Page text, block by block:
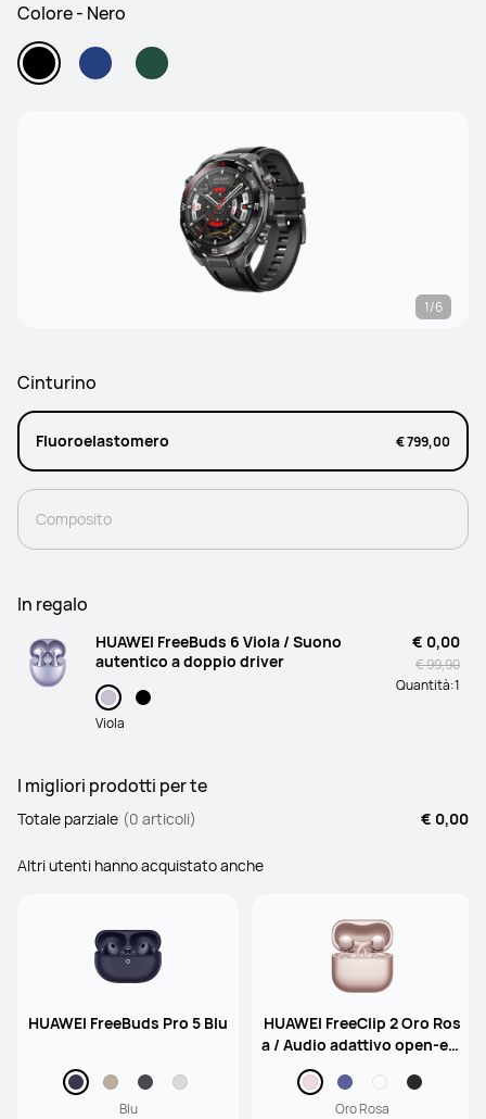
Colore - Nero
1/6
Cinturino
Fluoroelastomero € 799,00
Composito
In regalo
HUAWEI FreeBuds 6 Viola / Suono
autentico a doppio driver
Viola
€ 0,00
€ 99,90
Quantità:1
I migliori prodotti per te
Totale parziale (0 articoli) € 0,00
Altri utenti hanno acquistato anche
HUAWEI FreeBuds Pro 5 Blu
Blu
HUAWEI FreeClip 2 Oro Ros
a / Audio adattivo open-ear
/ 9 ore di riproduzione / Im
permeabilità IP57
Oro Rosa